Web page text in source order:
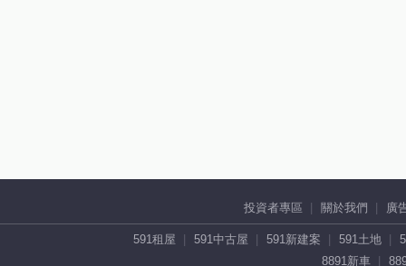
投資者專區 關於我們 廣
591租屋 591中古屋 591新建案 591土地
8891新車